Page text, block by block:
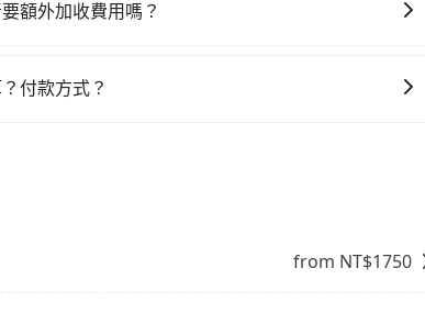
化和風俗，品嚐當地的美食，與當地人交流，深入體
額外加收費用嗎？
的地點屬於高海拔山區等特殊地點，就可能會需要支
付款方式？
from NT$1750